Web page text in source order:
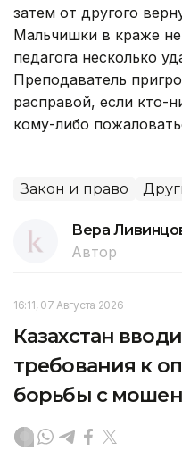
затем от другого
Мальчишки в краже
педагога несколько
Преподаватель
расправой, если кто-
кому-либо
Закон и право
Вера
Автор
16:11, 07 Августа 2026
Казахстан
требования к
борьбы с